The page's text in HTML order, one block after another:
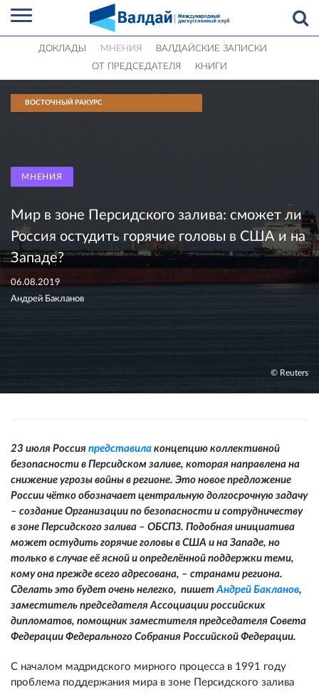
ДОКЛАДЫ МНЕНИЯ
ВАЛДАЙСКИЕ ЗАПИСКИ
ОТ ПРЕДСЕДАТЕЛЯ
КНИГИ
ВОСТОЧНЫЙ РАКУРС
МНЕНИЯ
Мир в зоне Персидского залива: сможет ли
Россия остудить горячие головы в США и на
Западе?
06.08.2019
Андрей Бакланов
© Reuters
23 июля Россия представила концепцию коллективной
безопасности в Персидском заливе, которая направлена на
снижение угрозы войны в регионе. Это новое предложение
России чётко обозначает центральную долгосрочную задачу
– создание Организации по безопасности и сотрудничеству
в зоне Персидского залива – ОБСПЗ. Подобная инициатива
может остудить горячие головы в США и на Западе, но
только в случае её ясной и определённой поддержки теми,
кому она прежде всего адресована, – странами региона.
Сделать это будет очень нелегко, пишетАндрей Бакланов,
заместитель председателя Ассоциации российских
дипломатов, помощник заместителя председателя Совета
Федерации Федерального Собрания Российской Федерации.
С началом мадридского мирного процесса в 1991 году
проблема поддержания мира в зоне Персидского залива